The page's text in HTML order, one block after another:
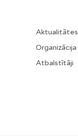
Aktualitātes
Organizācija
Atbalstītāji